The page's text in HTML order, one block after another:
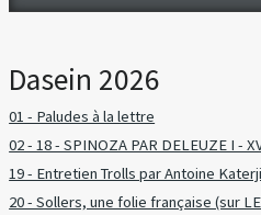
Dasein 2026
01 - Paludes à la lettre
02 - 18 - SPINOZA PAR DELEUZE I -
19 - Entretien Trolls par Antoine
20 - Sollers, une folie française (sur